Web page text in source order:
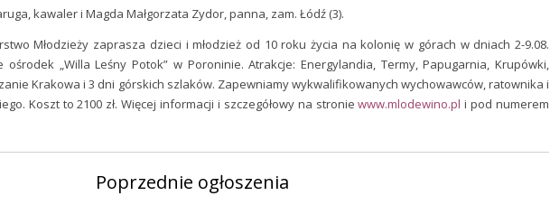
kawaler i Magda Małgorzata Zydor, panna, zam. Łódź (3).
Młodzieży zaprasza dzieci i młodzież od 10 roku życia na kolonię w górach w dniach 2-9.08.
ośrodek „Willa Leśny Potok” w Poroninie. Atrakcje: Energylandia, Termy, Papugarnia, Krupówki,
Krakowa i 3 dni górskich szlaków. Zapewniamy wykwalifikowanych wychowawców, ratownika i
Koszt to 2100 zł. Więcej informacji i szczegółowy na stroniewww.mlodewino.pl i pod numerem
Poprzednie ogłoszenia